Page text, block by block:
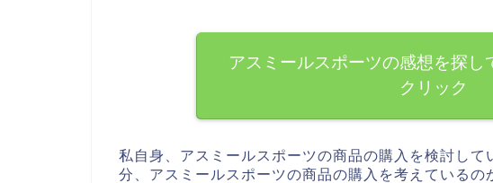
アスミールスポーツの感想を探し
クリック
私自身、アスミールスポーツの商品の購入を検討し
分、アスミールスポーツの商品の購入を考えているの